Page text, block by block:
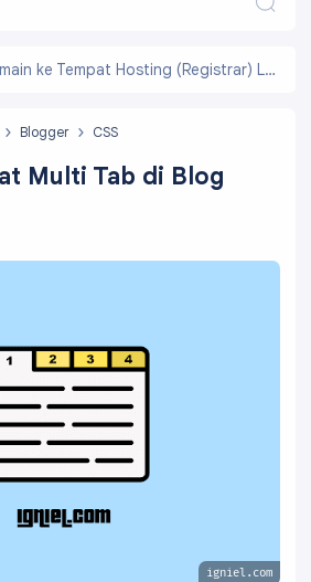
Cara Transfer Domain ke Tempat Hosting (Registrar) Lain
Blogger CSS
Multi Tab di Blog
igniel.com